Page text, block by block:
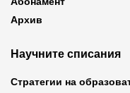
Архив
Научните списания
Стратегии на